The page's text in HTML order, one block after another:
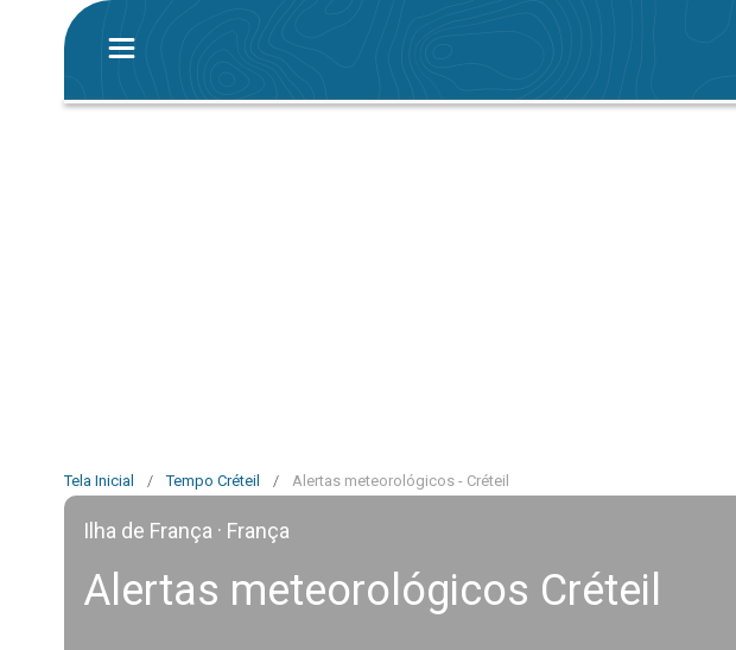
Tela Inicial / Tempo Créteil / Alertas meteorológicos - Créteil
Ilha de França · França
Alertas meteorológicos Créteil